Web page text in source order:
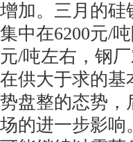
增加。三月的硅
集中在6200元/
元/吨左右，钢
在供大于求的基
势盘整的态势，
场的进一步影响